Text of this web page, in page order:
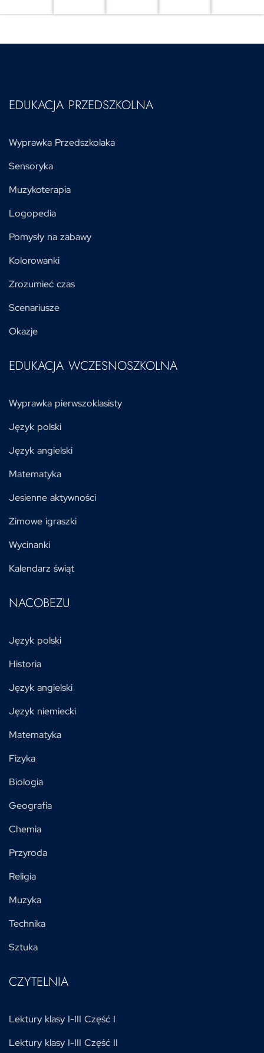
EDUKACJA PRZEDSZKOLNA
Wyprawka Przedszkolaka
Sensoryka
Muzykoterapia
Logopedia
Pomysły na zabawy
Kolorowanki
Zrozumieć czas
Scenariusze
Okazje
EDUKACJA WCZESNOSZKOLNA
Wyprawka pierwszoklasisty
Język polski
Język angielski
Matematyka
Jesienne aktywności
Zimowe igraszki
Wycinanki
Kalendarz świąt
NACOBEZU
Język polski
Historia
Język angielski
Język niemiecki
Matematyka
Fizyka
Biologia
Geografia
Chemia
Przyroda
Religia
Muzyka
Technika
Sztuka
CZYTELNIA
Lektury klasy I-III Część I
Lektury klasy I-III Część II